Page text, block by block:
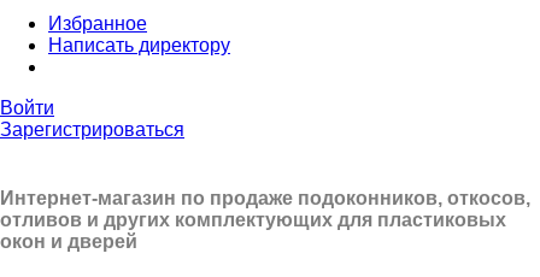
Избранное
Написать директору
Войти
Зарегистрироваться
Интернет-магазин по продаже подоконников, откосов,
отливов и других комплектующих для пластиковых
окон и дверей